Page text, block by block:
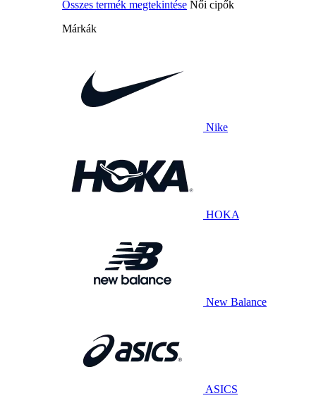
Összes termék megtekintése Női cipők
Márkák
Nike
HOKA
New Balance
ASICS